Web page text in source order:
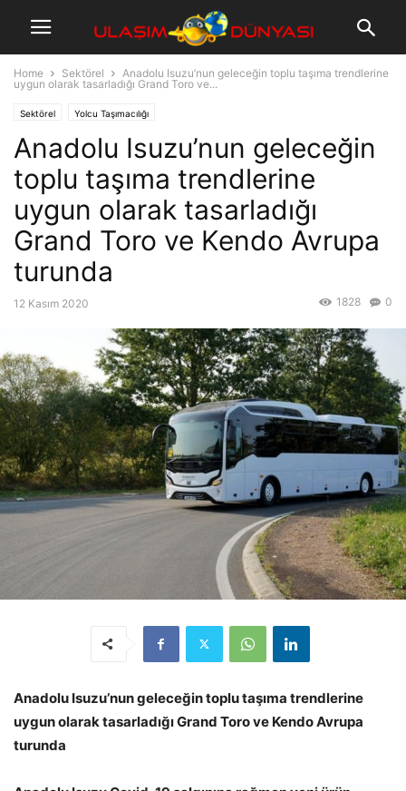
Home Sektörel
Anadolu Isuzu’nun geleceğin toplu taşıma trendlerine
uygun olarak tasarladığı Grand Toro ve...
Sektörel Yolcu Taşımacılığı
Anadolu Isuzu’nun geleceğin
toplu taşıma trendlerine
uygun olarak tasarladığı
Grand Toro ve Kendo Avrupa
turunda
12 Kasım 2020 0
1828
Anadolu Isuzu’nun geleceğin toplu taşıma trendlerine
uygun olarak tasarladığı Grand Toro ve Kendo Avrupa
turunda